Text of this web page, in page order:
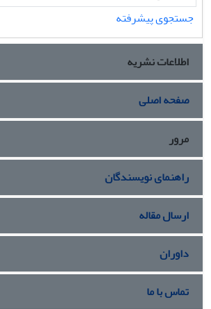
جستجوی پیشرفته
اطلاعات نشریه
صفحه اصلی
مرور
راهنمای نویسندگان
ارسال مقاله
داوران
تماس با ما